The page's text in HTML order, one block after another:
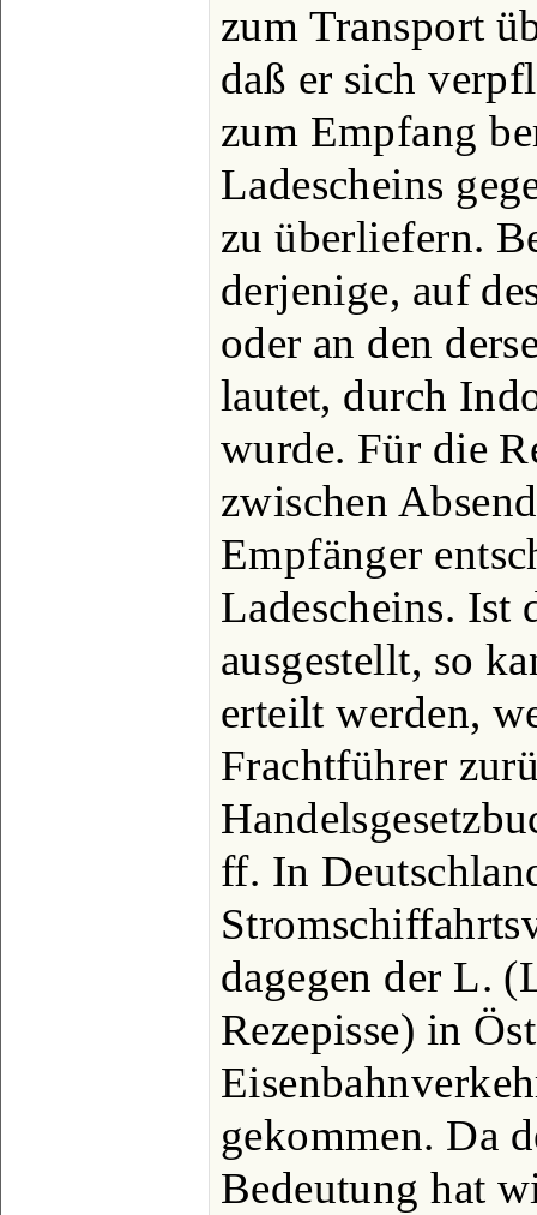
zum Transport
daß er sich
zum Empfang
Ladescheins
zu überliefern.
derjenige, auf
oder an den
lautet, durch
wurde. Für die
zwischen
Empfänger
Ladescheins. Ist
ausgestellt, so
erteilt werden,
Frachtführer
ff. In
dagegen der L.
Rezepisse) in
gekommen. Da
Bedeutung hat